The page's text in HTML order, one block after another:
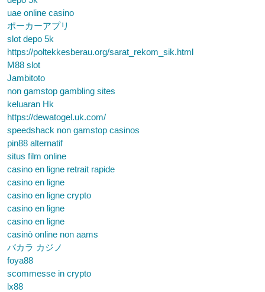
uae online casino
ポーカーアプリ
slot depo 5k
https://poltekkesberau.org/sarat_rekom_sik.html
M88 slot
Jambitoto
non gamstop gambling sites
keluaran Hk
https://dewatogel.uk.com/
speedshack non gamstop casinos
pin88 alternatif
situs film online
casino en ligne retrait rapide
casino en ligne
casino en ligne crypto
casino en ligne
casino en ligne
casinò online non aams
バカラ カジノ
foya88
scommesse in crypto
lx88